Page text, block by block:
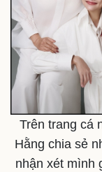
Hậu trường
Trên trang cá
Hằng chia sẻ
nhận xét mình